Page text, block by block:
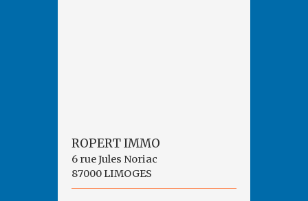
ROPERT IMMO
6 rue Jules Noriac
87000 LIMOGES